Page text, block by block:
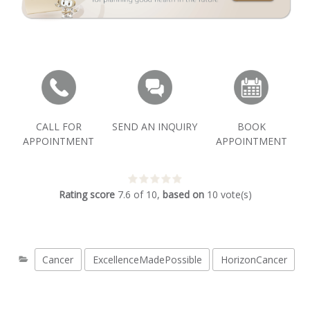
CALL FOR
APPOINTMENT
SEND AN INQUIRY
BOOK
APPOINTMENT
Rating score 7.6 of 10, based on 10 vote(s)
Cancer ExcellenceMadePossible HorizonCancer